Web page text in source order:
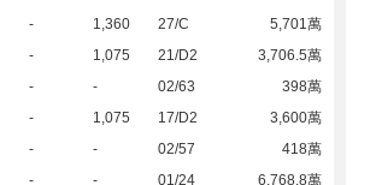
- 1,360 27/C
5,701萬
- 1,075 21/D2
3,706.5萬
- - 02/63
398萬
- 1,075 17/D2
3,600萬
- - 02/57
418萬
- - 01/24
6,768.8萬